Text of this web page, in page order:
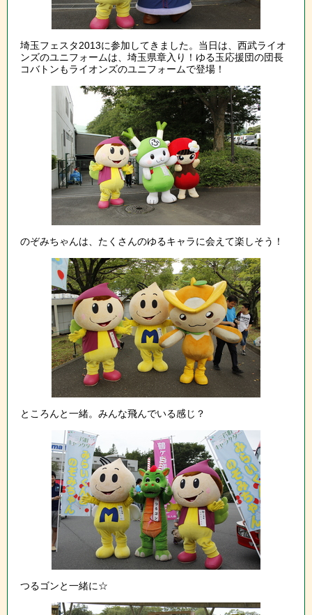
埼玉フェスタ2013に参加してきました。当日は、西武ライオ
ンズのユニフォームは、埼玉県章入り！ゆる玉応援団の団長
コバトンもライオンズのユニフォームで登場！
のぞみちゃんは、たくさんのゆるキャラに会えて楽しそう！
ところんと一緒。みんな飛んでいる感じ？
つるゴンと一緒に☆